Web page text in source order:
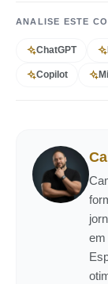
ANALISE ESTE
ChatGPT
Copilot
em